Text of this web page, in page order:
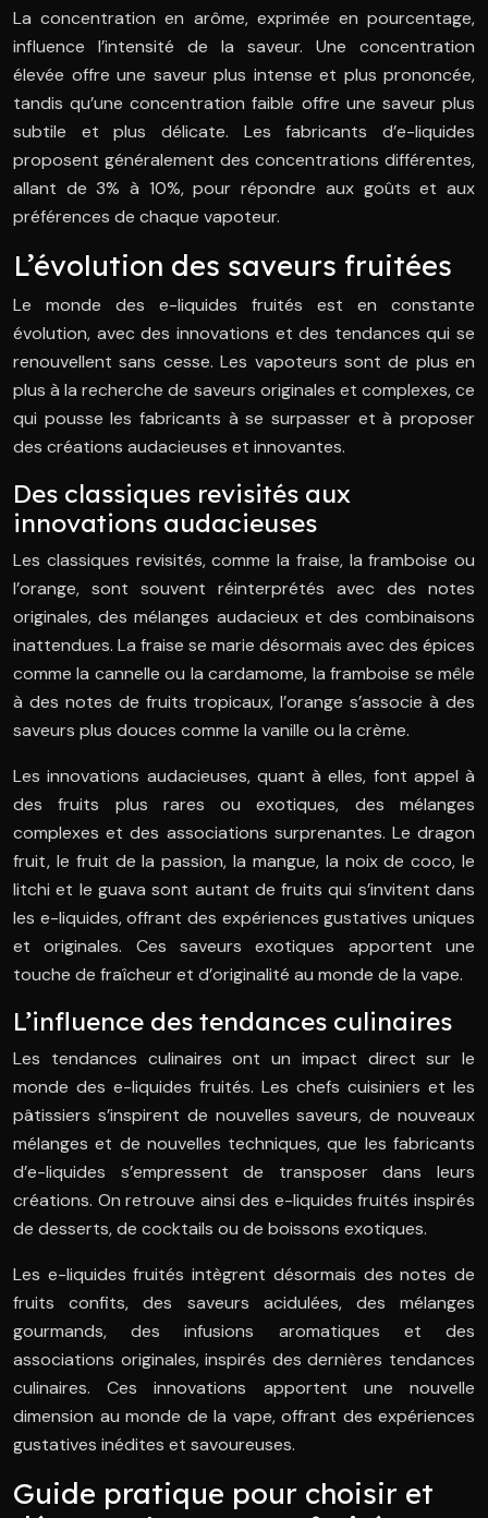
La concentration en arôme, exprimée en pourcentage,
influence l’intensité de la saveur. Une concentration
élevée offre une saveur plus intense et plus prononcée,
tandis qu’une concentration faible offre une saveur plus
subtile et plus délicate. Les fabricants d’e-liquides
proposent généralement des concentrations différentes,
allant de 3% à 10%, pour répondre aux goûts et aux
préférences de chaque vapoteur.
L’évolution des saveurs fruitées
Le monde des e-liquides fruités est en constante
évolution, avec des innovations et des tendances qui se
renouvellent sans cesse. Les vapoteurs sont de plus en
plus à la recherche de saveurs originales et complexes, ce
qui pousse les fabricants à se surpasser et à proposer
des créations audacieuses et innovantes.
Des classiques revisités aux
innovations audacieuses
Les classiques revisités, comme la fraise, la framboise ou
l’orange, sont souvent réinterprétés avec des notes
originales, des mélanges audacieux et des combinaisons
inattendues. La fraise se marie désormais avec des épices
comme la cannelle ou la cardamome, la framboise se mêle
à des notes de fruits tropicaux, l’orange s’associe à des
saveurs plus douces comme la vanille ou la crème.
Les innovations audacieuses, quant à elles, font appel à
des fruits plus rares ou exotiques, des mélanges
complexes et des associations surprenantes. Le dragon
fruit, le fruit de la passion, la mangue, la noix de coco, le
litchi et le guava sont autant de fruits qui s’invitent dans
les e-liquides, offrant des expériences gustatives uniques
et originales. Ces saveurs exotiques apportent une
touche de fraîcheur et d’originalité au monde de la vape.
L’influence des tendances culinaires
Les tendances culinaires ont un impact direct sur le
monde des e-liquides fruités. Les chefs cuisiniers et les
pâtissiers s’inspirent de nouvelles saveurs, de nouveaux
mélanges et de nouvelles techniques, que les fabricants
d’e-liquides s’empressent de transposer dans leurs
créations. On retrouve ainsi des e-liquides fruités inspirés
de desserts, de cocktails ou de boissons exotiques.
Les e-liquides fruités intègrent désormais des notes de
fruits confits, des saveurs acidulées, des mélanges
gourmands, des infusions aromatiques et des
associations originales, inspirés des dernières tendances
culinaires. Ces innovations apportent une nouvelle
dimension au monde de la vape, offrant des expériences
gustatives inédites et savoureuses.
Guide pratique pour choisir et